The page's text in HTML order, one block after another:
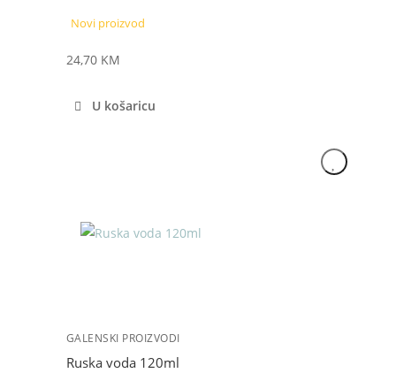
Novi proizvod
24,70 KM
U košaricu
GALENSKI PROIZVODI
Ruska voda 120ml